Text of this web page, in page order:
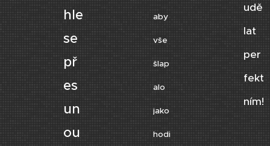
hle
se
př
es
un
ou
aby
vše
šlap
alo
jako
hodi
udě
lat
per
fekt
ním!